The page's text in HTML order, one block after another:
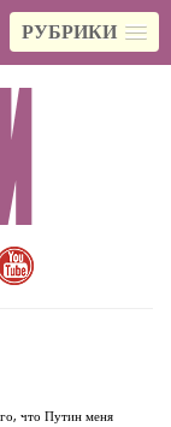
РУБРИКИ
что Путин меня